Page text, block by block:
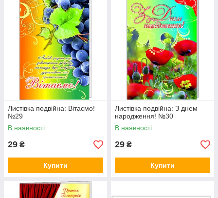
Листівка подвійна: Вітаємо!
№29
В наявності
29 ₴
Купити
Листівка подвійна: З днем
народження! №30
В наявності
29 ₴
Купити